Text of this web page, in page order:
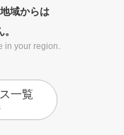
域からは
in your region.
一覧